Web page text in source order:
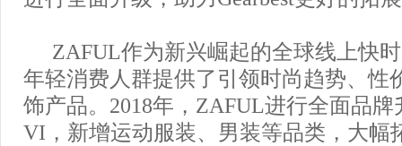
ZAFUL作为新兴崛起的全球线上快
年轻消费人群提供了引领时尚趋势、性
饰产品。2018年，ZAFUL进行全面品
VI，新增运动服装、男装等品类，大幅